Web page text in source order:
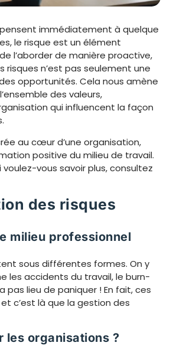
immédiatement à quelque
le risque est un élément
l’aborder de manière proactive,
n’est pas seulement une
opportunités. Cela nous amène
des valeurs,
qui influencent la façon
au cœur d’une organisation,
positive du milieu de travail.
vous savoir plus, consultez
des risques
milieu professionnel
sous différentes formes. On y
les accidents du travail, le burn-
pas lieu de paniquer ! En fait, ces
c’est là que la gestion des
les organisations ?